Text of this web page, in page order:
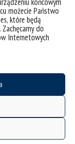
możecie Państwo
które będą
do
Internetowych
prac
wyników